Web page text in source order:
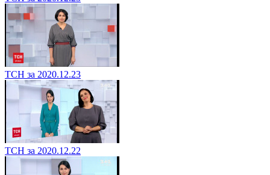
ТСН за 2020.12.23
ТСН за 2020.12.22